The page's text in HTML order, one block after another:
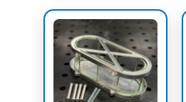
Dit
product
heeft
meerdere
variaties.
Deze